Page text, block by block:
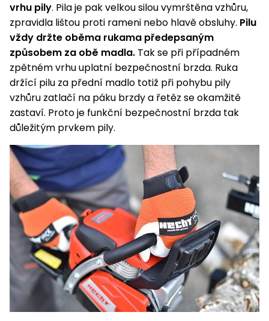
vrhu pily. Pila je pak velkou silou vymrštěna vzhůru,
zpravidla lištou proti rameni nebo hlavě obsluhy. Pilu
vždy držte oběma rukama předepsaným
způsobem za obě madla. Tak se při případném
zpětném vrhu uplatní bezpečnostní brzda. Ruka
držící pilu za přední madlo totiž při pohybu pily
vzhůru zatlačí na páku brzdy a řetěz se okamžitě
zastaví. Proto je funkční bezpečnostní brzda tak
důležitým prvkem pily.